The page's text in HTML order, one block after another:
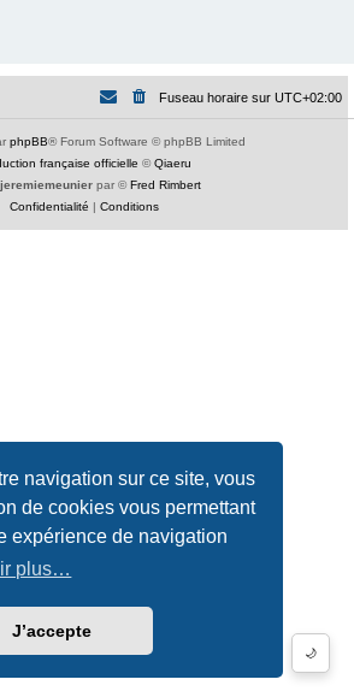
navigation sur ce site, vous
de cookies vous permettant
expérience de navigation
plus…
J’accepte
🌙
Fuseau horaire sur UTC+02:00
phpBB® Forum Software © phpBB Limited
française officielle ©Qiaeru
jeremiemeunierpar ©Fred Rimbert
Confidentialité | Conditions